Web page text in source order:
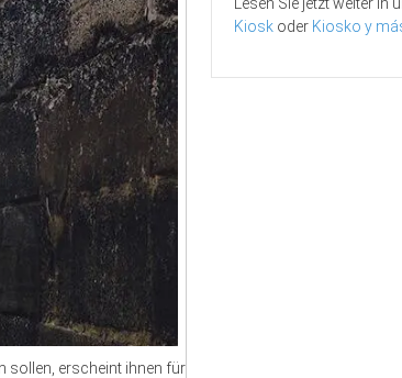
sollen, erscheint ihnen für
Kiosk oder Kiosko y